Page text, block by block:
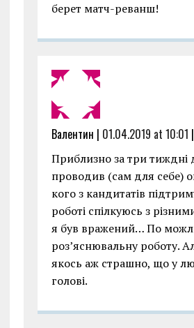
берет матч-реванш!
Валентин | 01.04.2019 at 10:01 |
Приблизно за три тиждні
проводив (сам для себе)
кого з кандитатів
роботі спілкуюсь з
я був вражений… По
роз’яснювальну роботу.
якось аж страшно, що у
голові.